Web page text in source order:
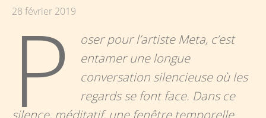
28 février 2019
P
oser pour l’artiste Meta, c’est
entamer une longue
conversation silencieuse où les
regards se font face. Dans ce
silence, méditatif, une fenêtre temporelle